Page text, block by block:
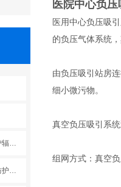
辐射防护工程（如何更好地防护辐射？——探究辐射防护工程）
辐射防护工程（如何做好辐射防护工程——切实保障健康安全）
医院中心负压
医用中心负压吸
的负压气体系统
由负压吸引站房
细小微污物。
真空负压吸引系
组网方式：真空